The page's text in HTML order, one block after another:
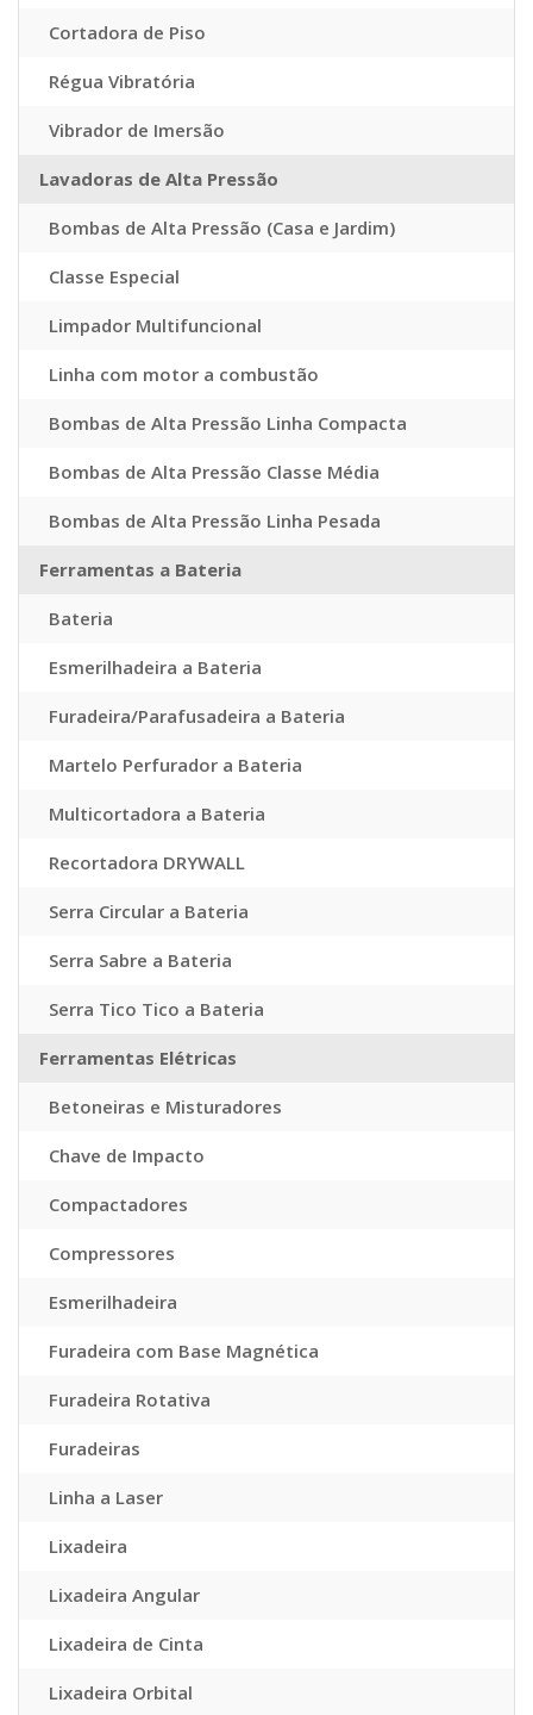
Cortadora de Piso
Régua Vibratória
Vibrador de Imersão
Lavadoras de Alta Pressão
Bombas de Alta Pressão (Casa e Jardim)
Classe Especial
Limpador Multifuncional
Linha com motor a combustão
Bombas de Alta Pressão Linha Compacta
Bombas de Alta Pressão Classe Média
Bombas de Alta Pressão Linha Pesada
Ferramentas a Bateria
Bateria
Esmerilhadeira a Bateria
Furadeira/Parafusadeira a Bateria
Martelo Perfurador a Bateria
Multicortadora a Bateria
Recortadora DRYWALL
Serra Circular a Bateria
Serra Sabre a Bateria
Serra Tico Tico a Bateria
Ferramentas Elétricas
Betoneiras e Misturadores
Chave de Impacto
Compactadores
Compressores
Esmerilhadeira
Furadeira com Base Magnética
Furadeira Rotativa
Furadeiras
Linha a Laser
Lixadeira
Lixadeira Angular
Lixadeira de Cinta
Lixadeira Orbital